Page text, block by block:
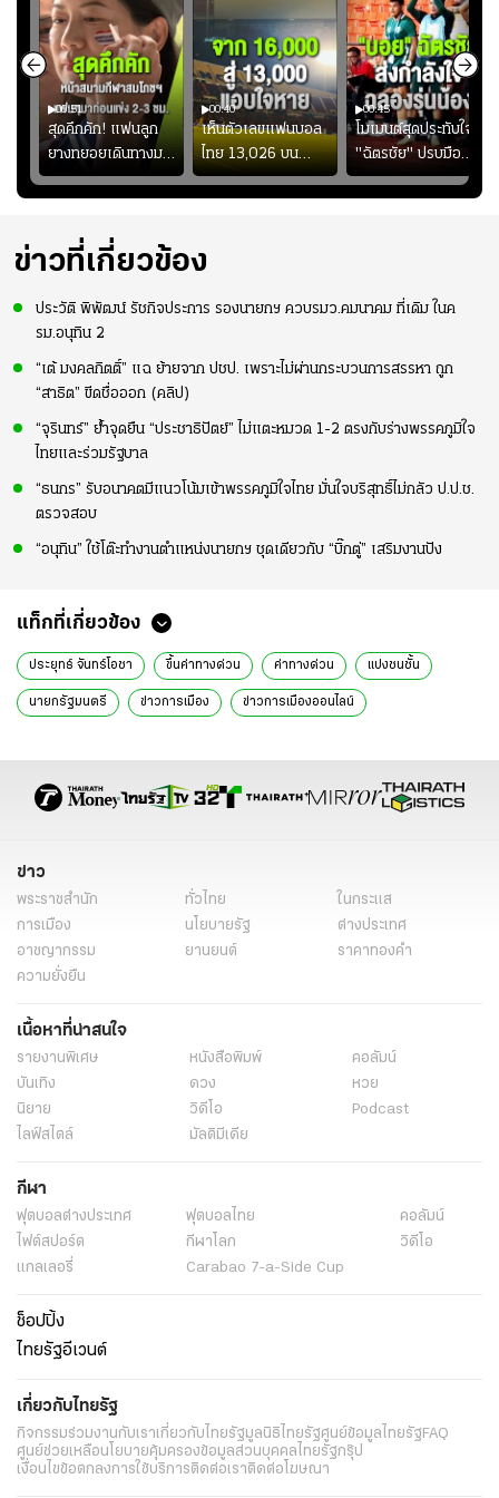
00:51
สุดคึกคัก! แฟนลูก
ยางทยอยเดินทางมา
หน้าสนามกีฬา
สมโภชฯ กันอย่าง
2-3 ชั่วโมง
00:40
เห็นตัวเลขแฟนบอล
ไทย 13,026 บน
สกอร์บอร์ดแล้วแอบ
ใจหาย น้อยกว่านัดที่
อย่างเห็นได้ชัด
00:45
โมเมนต์สุดประทับใจ!
"ฉัตรชัย" ปรบมือ
ฉลองประตูแรกให้
ดาวรุ่ง "เจะฮานาฟี"
ข่าวที่เกี่ยวข้อง
ประวัติ พิพัฒน์ รัชกิจประการ รองนายกฯ ควบรมว.คมนาคม ที่เดิม ในค
รม.อนุทิน 2
“เต้ มงคลกิตติ์” แฉ ย้ายจาก ปชป. เพราะไม่ผ่านกระบวนการสรรหา ถูก
“สาธิต” ขีดชื่อออก (คลิป)
“จุรินทร์” ย้ำจุดยืน “ประชาธิปัตย์” ไม่แตะหมวด 1-2 ตรงกับร่างพรรคภูมิใจ
ไทยและร่วมรัฐบาล
“ธนกร” รับอนาคตมีแนวโน้มเข้าพรรคภูมิใจไทย มั่นใจบริสุทธิ์ไม่กลัว ป.ป.ช.
ตรวจสอบ
“อนุทิน” ใช้โต๊ะทำงานตำแหน่งนายกฯ ชุดเดียวกับ “บิ๊กตู่” เสริมงานปัง
แท็กที่เกี่ยวข้อง
ประยุทธ์ จันทร์โอชา ขึ้นค่าทางด่วน ค่าทางด่วน แบ่งชนชั้น
นายกรัฐมนตรี ข่าวการเมือง ข่าวการเมืองออนไลน์
ข่าว
พระราชสำนัก ทั่วไทย
ในกระแส
การเมือง
นโยบายรัฐ
ต่างประเทศ
อาชญากรรม
ยานยนต์
ราคาทองคำ
ความยั่งยืน
เนื้อหาที่น่าสนใจ
รายงานพิเศษ หนังสือพิมพ์
คอลัมน์
บันเทิง
ดวง
หวย
นิยาย
วิดีโอ
Podcast
ไลฟ์สไตล์
มัลติมีเดีย
กีฬา
ฟุตบอลต่่างประเทศ ฟุตบอลไทย
คอลัมน์
ไฟต์สปอร์ต
กีฬาโลก
วิดีโอ
แกลเลอรี่
Carabao 7-a-Side Cup
ช็อปปิ้ง
ไทยรัฐอีเวนต์
เกี่ยวกับไทยรัฐ
กิจกรรมร่วมงานกับเราเกี่ยวกับไทยรัฐมูลนิธิไทยรัฐศูนย์ข้อมูลไทยรัฐFAQ
ศูนย์ช่วยเหลือนโยบายคุ้มครองข้อมูลส่วนบุคคลไทยรัฐกรุ๊ป
เงื่อนไขข้อตกลงการใช้บริการติดต่อเราติดต่อโฆษณา